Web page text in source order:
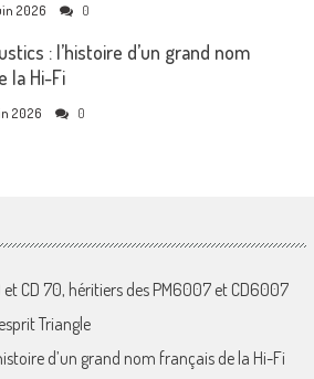
2026 0
: l’histoire d’un grand nom
la Hi-Fi
2026 0
et CD 70, héritiers des PM6007 et CD6007
Triangle
d’un grand nom français de la Hi-Fi